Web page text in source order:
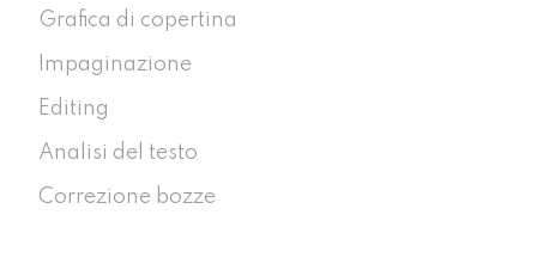
Grafica di copertina
Impaginazione
Editing
Analisi del testo
Correzione bozze